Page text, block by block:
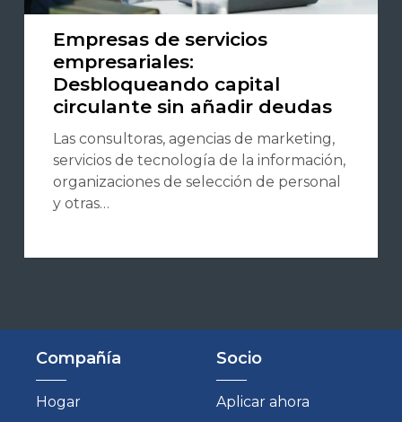
Empresas de servicios
empresariales:
Desbloqueando capital
circulante sin añadir deudas
Las consultoras, agencias de marketing,
servicios de tecnología de la información,
organizaciones de selección de personal
y otras…
Compañía
Hogar
Socio
Aplicar ahora